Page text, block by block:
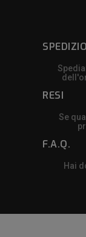
RESI
Se
F.A.Q.
Hai